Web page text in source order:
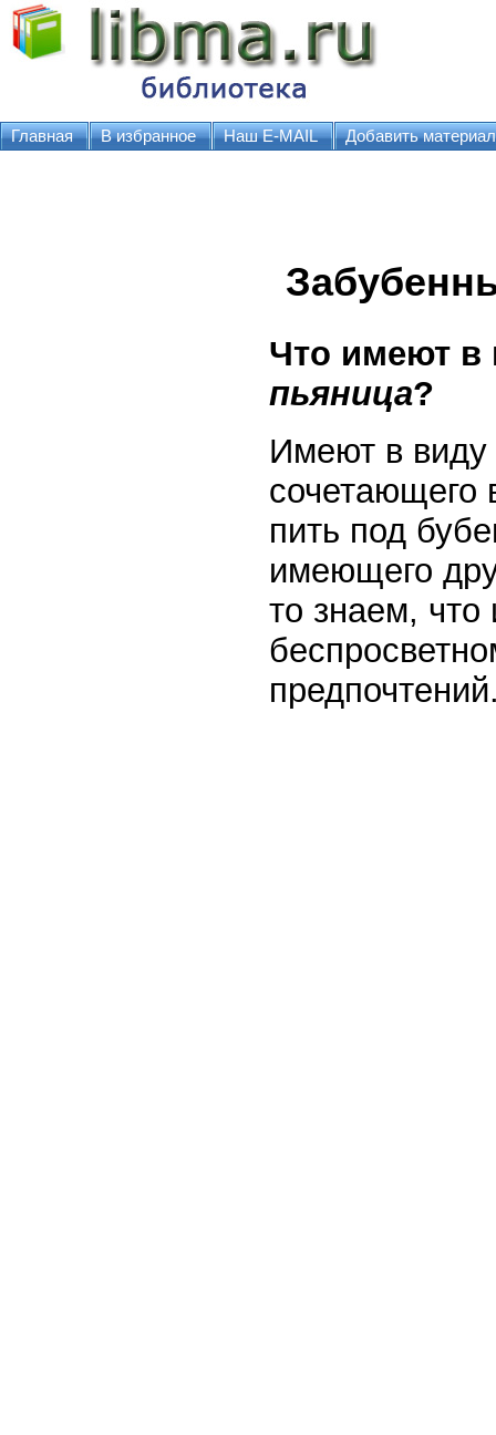
Главная В избранное Наш E-MAIL Добавить материал
Что имеют в
пьяница?
Имеют в виду
сочетающего
пить под
имеющего
то знаем, что